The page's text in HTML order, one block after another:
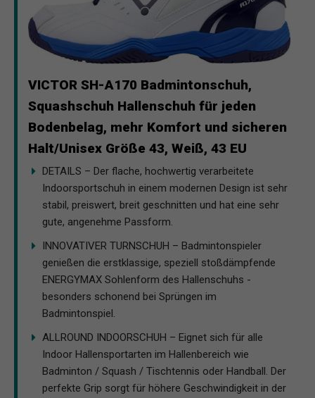
VICTOR SH-A170 Badmintonschuh,
Squashschuh Hallenschuh für jeden
Bodenbelag, mehr Komfort und sicheren
Halt/Unisex Größe 43, Weiß, 43 EU
DETAILS – Der flache, hochwertig verarbeitete
Indoorsportschuh in einem modernen Design ist sehr
stabil, preiswert, breit geschnitten und hat eine sehr
gute, angenehme Passform.
INNOVATIVER TURNSCHUH – Badmintonspieler
genießen die erstklassige, speziell stoßdämpfende
ENERGYMAX Sohlenform des Hallenschuhs -
besonders schonend bei Sprüngen im
Badmintonspiel.
ALLROUND INDOORSCHUH – Eignet sich für alle
Indoor Hallensportarten im Hallenbereich wie
Badminton / Squash / Tischtennis oder Handball. Der
perfekte Grip sorgt für höhere Geschwindigkeit in der